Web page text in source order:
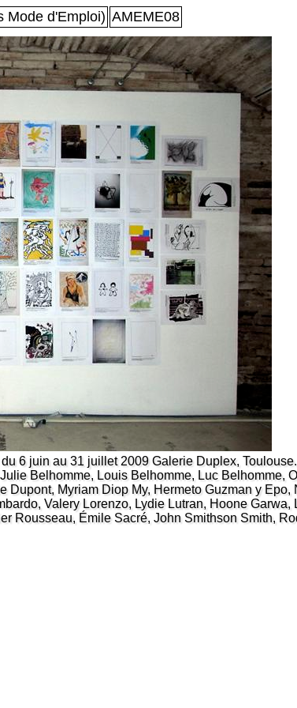
Mode d'Emploi) AMEME08
6 juin au 31 juillet 2009 Galerie Duplex, Toulouse.
Belhomme, Louis Belhomme, Luc
Myriam Diop My, Hermeto Guzman y
Valery Lorenzo, Lydie Lutran, Hoone
Rousseau, Émile Sacré, John Smithson Smith,